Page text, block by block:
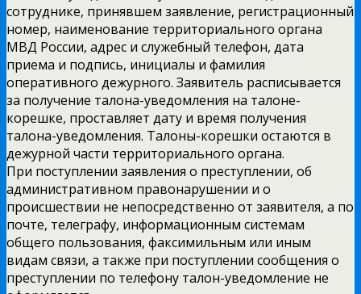
сотруднике, принявшем заявление, регистрационный
номер, наименование территориального органа
МВД России, адрес и служебный телефон, дата
приема и подпись, инициалы и фамилия
оперативного дежурного. Заявитель расписывается
за получение талона-уведомления на талоне-
корешке, проставляет дату и время получения
талона-уведомления. Талоны-корешки остаются в
дежурной части территориального органа.
При поступлении заявления о преступлении, об
административном правонарушении и о
происшествии не непосредственно от заявителя, а по
почте, телеграфу, информационным системам
общего пользования, факсимильным или иным
видам связи, а также при поступлении сообщения о
преступлении по телефону талон-уведомление не